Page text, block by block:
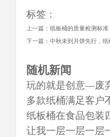
标签：
上一篇： 纸板桶的质量检测标准
下一篇： 中秋未到月饼先行，
随机新闻
玩的就是创意—废
多款纸桶满足客户
纸板桶在食品包装
让我一层一层一层